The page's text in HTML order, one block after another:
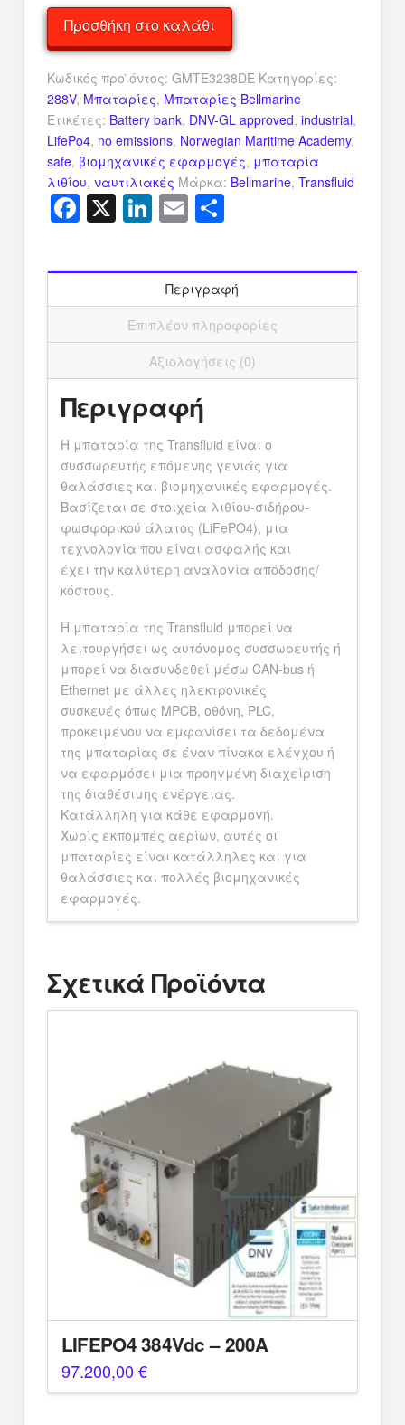
-
600A
ποσότητα
Προσθήκη στο καλάθι
Κωδικός προϊόντος: GMTE3238DE Κατηγορίες:
288V, Μπαταρίες, Μπαταρίες Bellmarine
Ετικέτες: Battery bank, DNV-GL approved, industrial,
LifePo4, no emissions, Norwegian Maritime Academy,
safe, βιομηχανικές εφαρμογές, μπαταρία
λιθίου, ναυτιλιακές Μάρκα: Bellmarine, Transfluid
Facebook
X LinkedIn
Email
Περιγραφή
Επιπλέον πληροφορίες
Αξιολογήσεις (0)
Περιγραφή
Η μπαταρία της Transfluid είναι ο
συσσωρευτής επόμενης γενιάς για
θαλάσσιες και βιομηχανικές εφαρμογές.
Βασίζεται σε στοιχεία λιθίου-σιδήρου-
φωσφορικού άλατος (LiFePO4), μια
τεχνολογία που είναι ασφαλής και
έχει την καλύτερη αναλογία απόδοσης/
κόστους.
Η μπαταρία της Transfluid μπορεί να
λειτουργήσει ως αυτόνομος συσσωρευτής ή
μπορεί να διασυνδεθεί μέσω CAN-bus ή
Ethernet με άλλες ηλεκτρονικές
συσκευές όπως MPCB, οθόνη, PLC,
προκειμένου να εμφανίσει τα δεδομένα
της μπαταρίας σε έναν πίνακα ελέγχου ή
να εφαρμόσει μια προηγμένη διαχείριση
της διαθέσιμης ενέργειας.
Κατάλληλη για κάθε εφαρμογή.
Χωρίς εκπομπές αερίων, αυτές οι
μπαταρίες είναι κατάλληλες και για
θαλάσσιες και πολλές βιομηχανικές
εφαρμογές.
Σχετικά Προϊόντα
LIFEPO4 384Vdc – 200A
97.200,00€